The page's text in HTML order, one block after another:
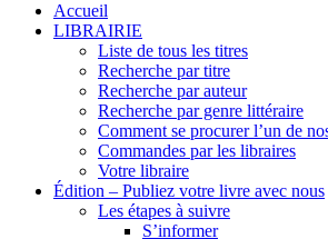
Accueil
LIBRAIRIE
Liste de tous les titres
Recherche par titre
Recherche par auteur
Recherche par genre littéraire
Comment se procurer l’un de
Commandes par les libraires
Votre libraire
Édition – Publiez votre livre avec nous
Les étapes à suivre
S’informer